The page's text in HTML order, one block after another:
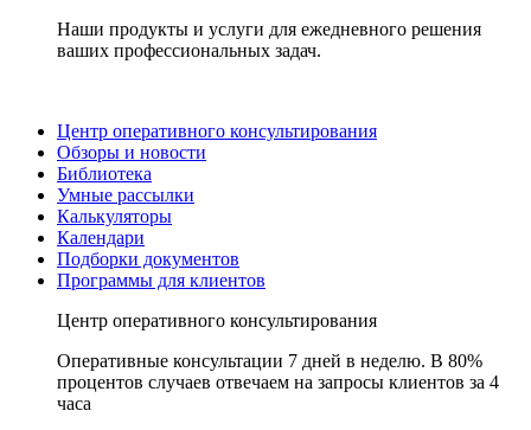
Наши продукты и услуги для ежедневного решения
ваших профессиональных задач.
Центр оперативного консультирования
Обзоры и новости
Библиотека
Умные рассылки
Калькуляторы
Календари
Подборки документов
Программы для клиентов
Центр оперативного консультирования
Оперативные консультации 7 дней в неделю. В 80%
процентов случаев отвечаем на запросы клиентов за 4
часа